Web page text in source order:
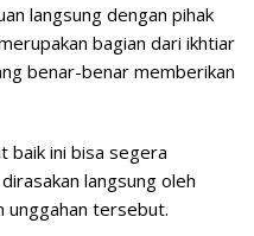
langsung dengan pihak
bagian dari ikhtiar
benar-benar memberikan
baik ini bisa segera
langsung oleh
unggahan tersebut.